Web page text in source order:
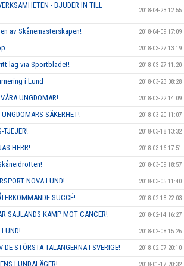
- BJUDER IN TILL
2018-04-23 12:55
av Skånemästerskapen! 2018-04-09 17:09
2018-03-27 13:19
lag via Sportbladet! 2018-03-27 11:20
i Lund 2018-03-23 08:28
UNGDOMAR! 2018-03-22 14:09
SÄKERHET! 2018-03-20 11:07
TJEJER! 2018-03-18 13:32
HERR! 2018-03-16 17:51
2018-03-09 18:57
NOVA LUND! 2018-03-05 11:40
SUCCÉ! 2018-02-18 22:03
SAJLANDS KAMP MOT CANCER! 2018-02-14 16:27
LUND! 2018-02-08 15:26
DE STÖRSTA TALANGERNA I SVERIGE! 2018-02-07 20:10
LUNDALÄGER!